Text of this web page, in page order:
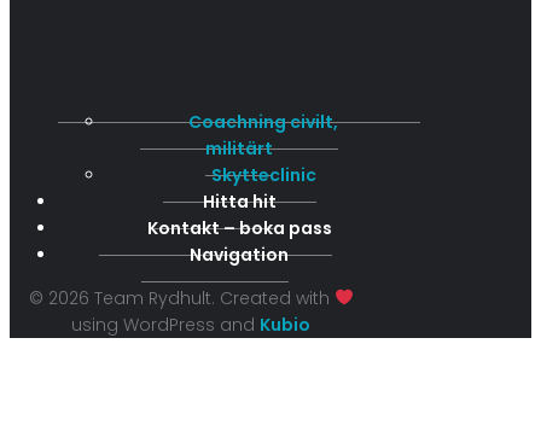
Coachning civilt,
militärt
Skytteclinic
Hitta hit
Kontakt – boka pass
Navigation
© 2026 Team Rydhult. Created with
using WordPress and Kubio